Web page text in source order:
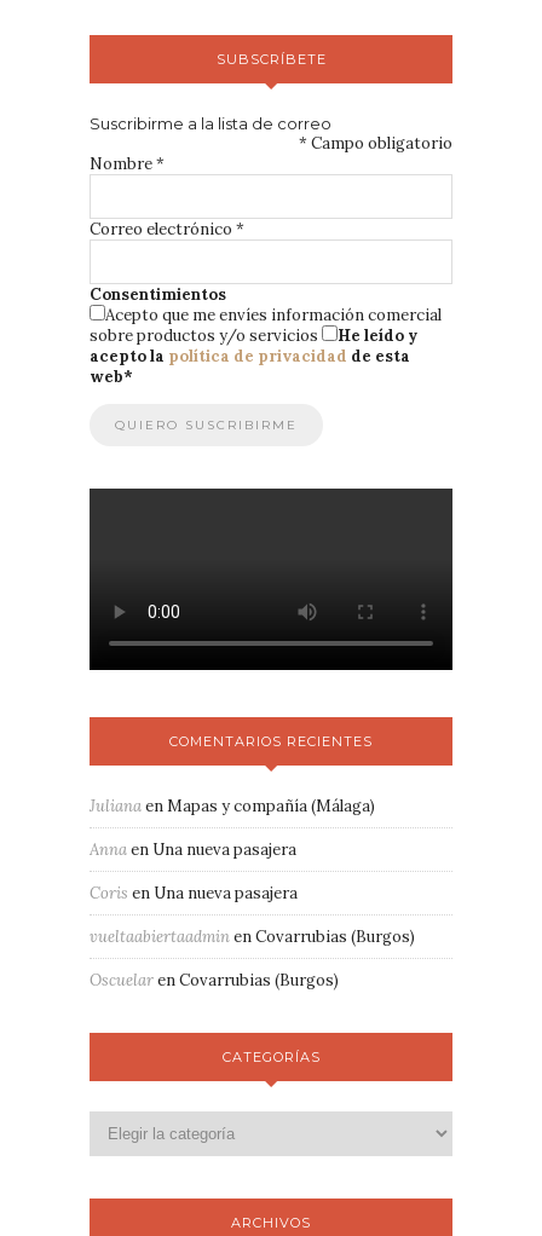
SUBSCRÍBETE
Suscribirme a la lista de correo
* Campo obligatorio
Nombre*
Correo electrónico *
Consentimientos
Acepto que me envíes información comercial
sobre productos y/o servicios
He leído y
acepto la política de privacidad de esta
web*
COMENTARIOS RECIENTES
JulianaenMapas y compañía (Málaga)
Annaen Una nueva pasajera
Coris en Una nueva pasajera
vueltaabiertaadminenCovarrubias (Burgos)
OscuelarenCovarrubias (Burgos)
CATEGORÍAS
ARCHIVOS